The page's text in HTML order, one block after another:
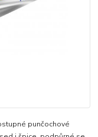
punčochové